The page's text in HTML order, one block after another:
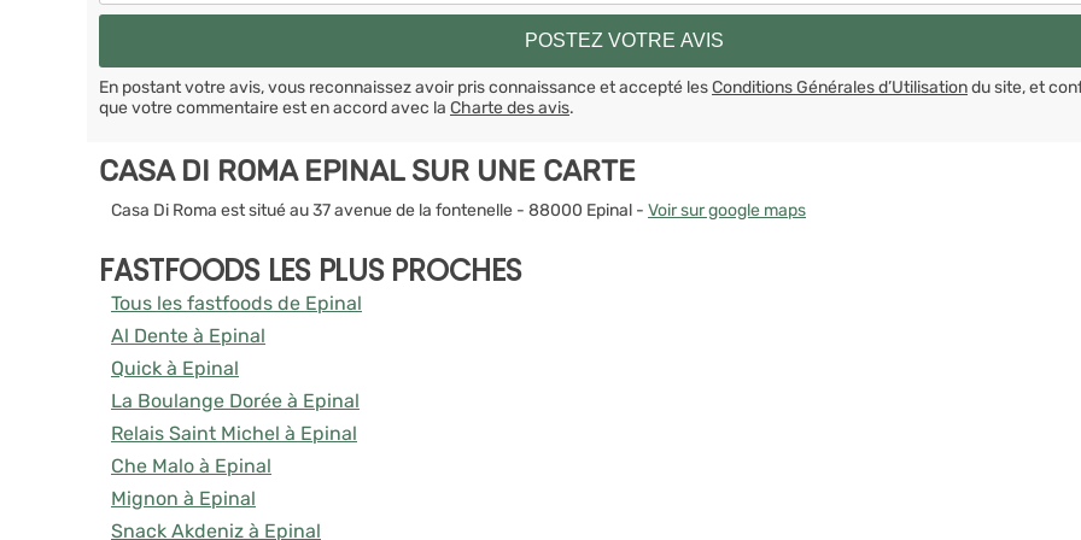
En postant votre avis, vous reconnaissez avoir pris connaissance et accepté lesConditions Générales d’Utilisationdu site, et
que votre commentaire est en accord avec la Charte des avis.
CASA DI ROMA EPINAL SUR UNE CARTE
Casa Di Roma est situé au 37 avenue de la fontenelle - 88000 Epinal - Voir sur google maps
FASTFOODS LES PLUS PROCHES
Tous les fastfoods de Epinal
Al Dente à Epinal
Quick à Epinal
La Boulange Dorée à Epinal
Relais Saint Michel à Epinal
Che Malo à Epinal
Mignon à Epinal
Snack Akdeniz à Epinal